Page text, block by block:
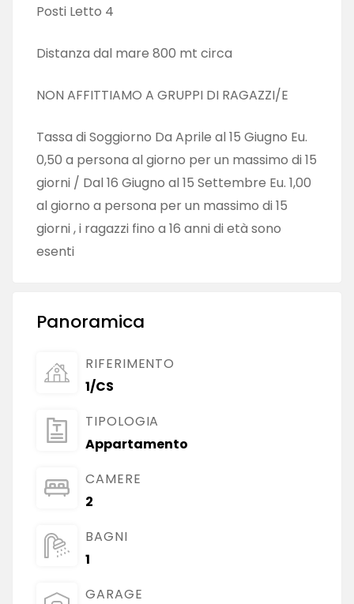
Posti Letto 4
Distanza dal mare 800 mt circa
NON AFFITTIAMO A GRUPPI DI RAGAZZI/E
Tassa di Soggiorno Da Aprile al 15 Giugno Eu.
0,50 a persona al giorno per un massimo di 15
giorni / Dal 16 Giugno al 15 Settembre Eu. 1,00
al giorno a persona per un massimo di 15
giorni , i ragazzi fino a 16 anni di età sono
esenti
Panoramica
RIFERIMENTO
1/CS
TIPOLOGIA
Appartamento
CAMERE
2
BAGNI
1
GARAGE